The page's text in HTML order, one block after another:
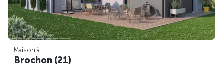
Maison à
Brochon (21)